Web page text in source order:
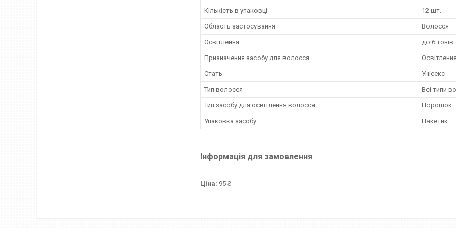
Кількість в упаковці 12 шт.
Область застосування Волосся
Освітлення до 6 тонів
Призначення засобу для волосся Освітлення
Стать Унісекс
Тип волосся Всі типи
Тип засобу для освітлення волосся Порошок
Упаковка засобу Пакетик
Інформація для замовлення
Ціна: 95 ₴